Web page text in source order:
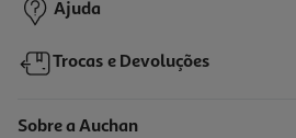
Ajuda
Trocas e Devoluções
Sobre a Auchan